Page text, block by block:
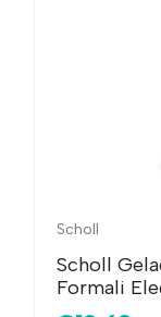
Scholl
Scholl
Formali